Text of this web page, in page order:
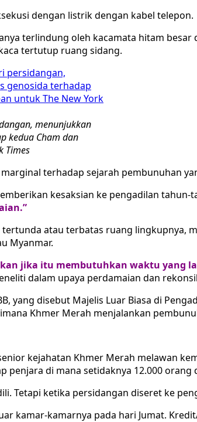
dengan listrik dengan kabel telepon.
terlindung oleh kacamata hitam
tertutup ruang sidang.
menunjukkan
kedua Cham dan
Times
terhadap sejarah pembunuhan
kesaksian ke pengadilan
atau terbatas ruang lingkupnya,
Myanmar.
jika itu membutuhkan waktu yang
dalam upaya perdamaian dan
yang disebut Majelis Luar Biasa di
Khmer Merah menjalankan
kejahatan Khmer Merah melawan
penjara di mana setidaknya 12.000
Tetapi ketika persidangan diseret ke
kamar-kamarnya pada hari Jumat.